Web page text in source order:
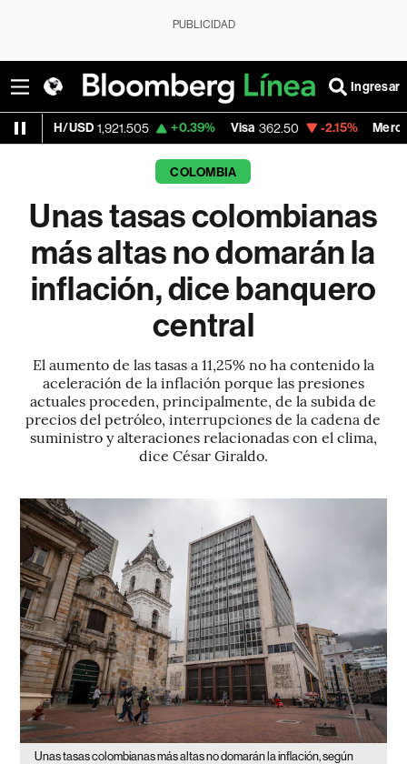
PUBLICIDAD
Ingresar
1,921.505 +0.39% Visa 362.50 -2.15% MercadoLibre
COLOMBIA
Unas tasas colombianas
más altas no domarán la
inflación, dice banquero
central
El aumento de las tasas a 11,25% no ha contenido la
aceleración de la inflación porque las presiones
actuales proceden, principalmente, de la subida de
precios del petróleo, interrupciones de la cadena de
suministro y alteraciones relacionadas con el clima,
dice César Giraldo.
Unas tasas colombianas más altas no domarán la inflación, según